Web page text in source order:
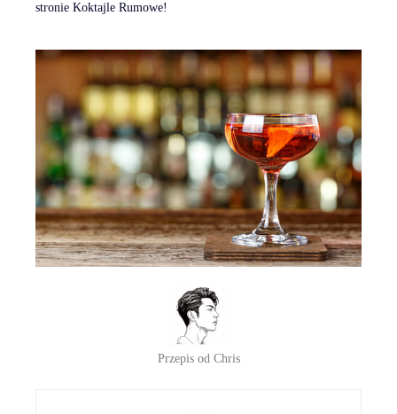
stronie Koktajle Rumowe!
Przepis od Chris